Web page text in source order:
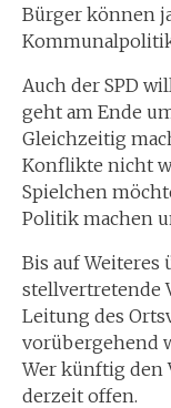
Bürger können
Auch der SPD
geht am Ende
Gleichzeitig
Konflikte nicht
Spielchen
Politik machen
Bis auf
stellvertretende
Leitung des
vorübergehend
Wer künftig den
derzeit offen.